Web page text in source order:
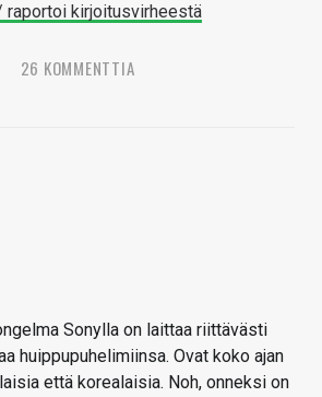
raportoi kirjoitusvirheestä
26 KOMMENTTIA
Sonylla on laittaa riittävästi
huippupuhelimiinsa. Ovat koko ajan
että korealaisia. Noh, onneksi on